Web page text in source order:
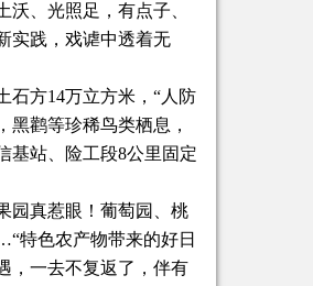
沃、光照足，有点子、
实践，戏谑中透着无
石方14万立方米，“人防
黑鹳等珍稀鸟类栖息，
基站、险工段8公里固定
园真惹眼！葡萄园、桃
特色农产物带来的好日
，一去不复返了，伴有